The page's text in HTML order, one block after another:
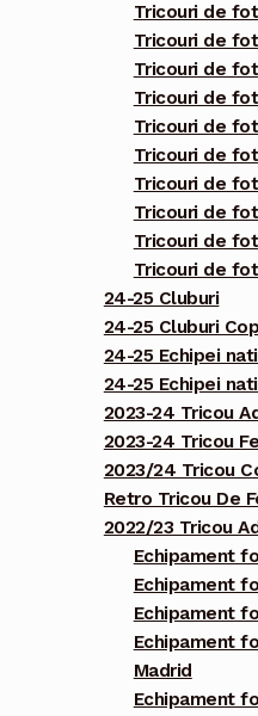
Tricouri de
Tricouri de
Tricouri de
Tricouri de
Tricouri de
Tricouri de
Tricouri de
Tricouri de
Tricouri de
Tricouri de
24-25 Cluburi
24-25 Cluburi
24-25 Echipei
24-25 Echipei
2023-24 Tricou
2023-24 Tricou
2023/24 Tricou
Retro Tricou De
2022/23 Tricou
Echipament
Echipament
Echipament
Echipament
Madrid
Echipament